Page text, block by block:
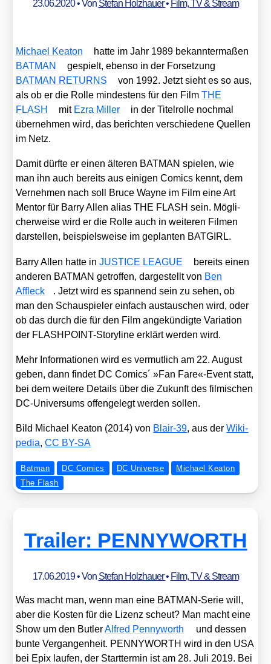
23.06.2020• Von Stefan Holzhauer• Film, TV & Stream
Micha­el Kea­ton
hat­te im Jahr 1989 bekann­ter­ma­ßen
BATMAN
gespielt, eben­so in der For­set­zung
BATMAN RETURNS
von 1992. Jetzt sieht es so aus,
als ob er die Rol­le min­des­tens für den FilmTHE
FLASH
mit Ezra Mil­ler
in der Titel­rol­le noch­mal
über­neh­men wird, das berich­ten ver­schie­de­ne Quel­len
im Netz.
Damit dürf­te er einen älte­ren BATMAN spie­len, wie
man ihn auch bereits aus eini­gen Comics kennt, dem
Ver­neh­men nach soll Bruce Way­ne im Film eine Art
Men­tor für Bar­ry Allen ali­as THE FLASH sein. Mög­li­
cher­wei­se wird er die Rol­le auch in wei­te­ren Fil­men
dar­stel­len, bei­spiels­wei­se im geplan­ten BATGIRL.
Bar­ry Allen hat­te inJUSTICE LEAGUE
bereits einen
ande­ren BATMAN getrof­fen, dar­ge­stellt von Ben
Affleck
. Jetzt wird es span­nend sein zu sehen, ob
man den Schau­spie­ler ein­fach aus­tau­schen wird, oder
ob das durch die für den Film ange­kün­dig­te Varia­ti­on
der FLASH­POINT-Sto­ry­line erklärt wer­den wird.
Mehr Infor­ma­tio­nen wird es ver­mut­lich am 22. August
geben, dann fin­det DC Comics´ »Fan Fare«-Event statt,
bei dem wei­te­re Details über die Zukunft des fil­mi­schen
DC-Uni­ver­sums offen­ge­legt wer­den sol­len.
Bild Micha­el Kea­ton (2014) von Blair-39, aus derWiki­
pe­dia,CC BY-SA
Batman DC Comics DC Universe
Michael Keaton
The Flash
Trailer: PENNYWORTH
17.06.2019• Von Stefan Holzhauer• Film, TV & Stream
Was macht man, wenn man eine BAT­MAN-Serie will,
aber die Kos­ten für die Lizenz scheut? Man macht eine
Show um den But­lerAlfred Pen­ny­worth
und des­sen
bun­te Ver­gan­gen­heit. PENNYWORTH wird in den USA
bei Epix lau­fen, der Start­ter­min ist am 28. Juli 2019. Bei